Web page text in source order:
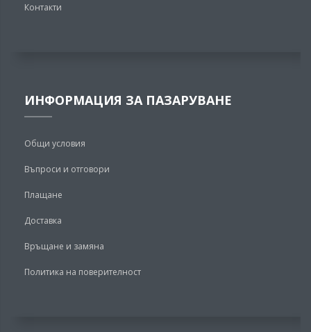
Контакти
ИНФОРМАЦИЯ ЗА ПАЗАРУВАНЕ
Общи условия
Въпроси и отговори
Плащане
Доставка
Връщане и замяна
Политика на поверителност